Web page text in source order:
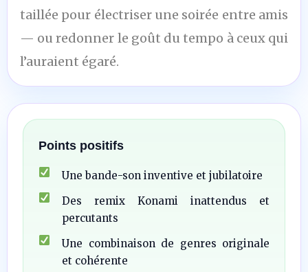
taillée pour électriser une soirée entre amis
— ou redonner le goût du tempo à ceux qui
l’auraient égaré.
Points positifs
Une bande-son inventive et jubilatoire
Des remix Konami inattendus et
percutants
Une combinaison de genres originale
et cohérente